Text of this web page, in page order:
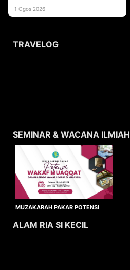
yang memberi ma
1 Ogos 2026
TRAVELOG
SEMINAR & WACANA ILMIAH
MUZAKARAH PAKAR POTENSI
ALAM RIA SI KECIL